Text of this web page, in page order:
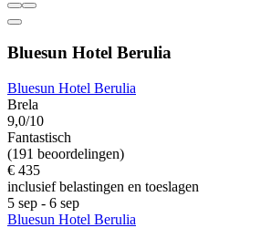
Bluesun Hotel Berulia
Bluesun Hotel Berulia
Brela
9,0/10
Fantastisch
(191 beoordelingen)
€ 435
inclusief belastingen en toeslagen
5 sep - 6 sep
Bluesun Hotel Berulia